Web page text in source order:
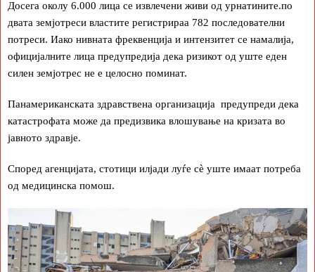
Досега околу 6.000 лица се извлечени живи од урнатините.по
двата земјотреси властите регистрираа 782 последователни
потреси. Иако нивната фреквенција и интензитет се намалија,
официјалните лица предупредија дека ризикот од уште еден
силен земјотрес не е целосно поминат.
Панамериканската здравствена организација предупреди дека
катастрофата може да предизвика влошување на кризата во
јавното здравје.
Според агенцијата, стотици илјади луѓе сè уште имаат потреба
од медицинска помош.